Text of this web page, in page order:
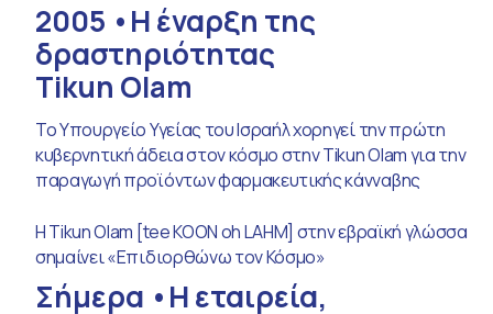
2005
Η έναρξη της
δραστηριότητας
Τikun Olam
Το Υπουργείο Υγείας του Ισραήλ χορηγεί την πρώτη
κυβερνητική άδεια στον κόσμο στην Tikun Olam για την
παραγωγή προϊόντων φαρμακευτικής κάνναβης
Η Tikun Olam [tee KOON oh LAHM] στην εβραϊκή γλώσσα
σημαίνει «Επιδιορθώνω τον Κόσμο»
Σήμερα
Η εταιρεία,